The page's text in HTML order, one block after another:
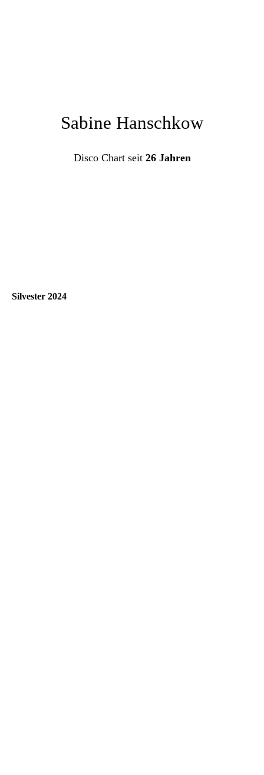
Sabine Hanschkow
Disco Chart seit 26 Jahren
Silvester 2024